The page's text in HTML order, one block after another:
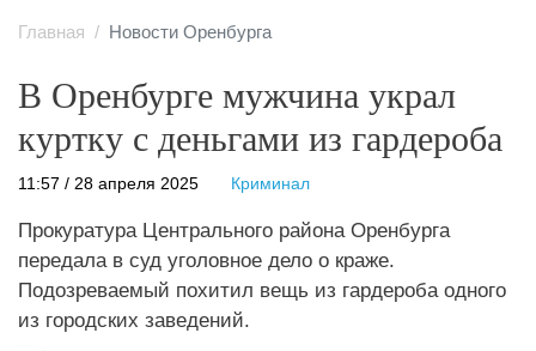
Главная Новости Оренбурга
В Оренбурге мужчина украл
куртку с деньгами из гардероба
11:57 / 28 апреля 2025 Криминал
Прокуратура Центрального района Оренбурга
передала в суд уголовное дело о краже.
Подозреваемый похитил вещь из гардероба одного
из городских заведений.